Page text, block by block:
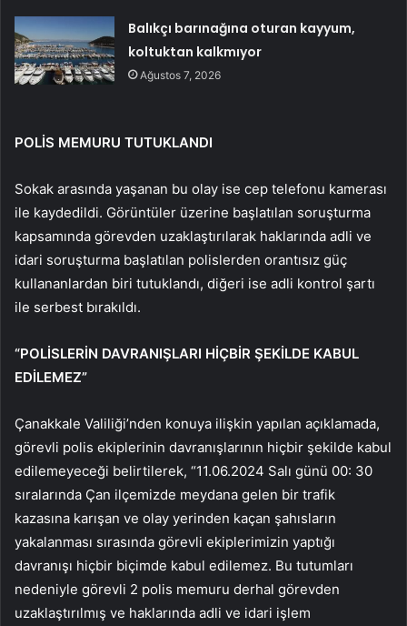
Balıkçı barınağına oturan kayyum,
koltuktan kalkmıyor
Ağustos 7, 2026
POLİS MEMURU TUTUKLANDI
Sokak arasında yaşanan bu olay ise cep telefonu kamerası
ile kaydedildi. Görüntüler üzerine başlatılan soruşturma
kapsamında görevden uzaklaştırılarak haklarında adli ve
idari soruşturma başlatılan polislerden orantısız güç
kullananlardan biri tutuklandı, diğeri ise adli kontrol şartı
ile serbest bırakıldı.
“POLİSLERİN DAVRANIŞLARI HİÇBİR ŞEKİLDE KABUL
EDİLEMEZ”
Çanakkale Valiliği’nden konuya ilişkin yapılan açıklamada,
görevli polis ekiplerinin davranışlarının hiçbir şekilde kabul
edilemeyeceği belirtilerek, “11.06.2024 Salı günü 00: 30
sıralarında Çan ilçemizde meydana gelen bir trafik
kazasına karışan ve olay yerinden kaçan şahısların
yakalanması sırasında görevli ekiplerimizin yaptığı
davranışı hiçbir biçimde kabul edilemez. Bu tutumları
nedeniyle görevli 2 polis memuru derhal görevden
uzaklaştırılmış ve haklarında adli ve idari işlem